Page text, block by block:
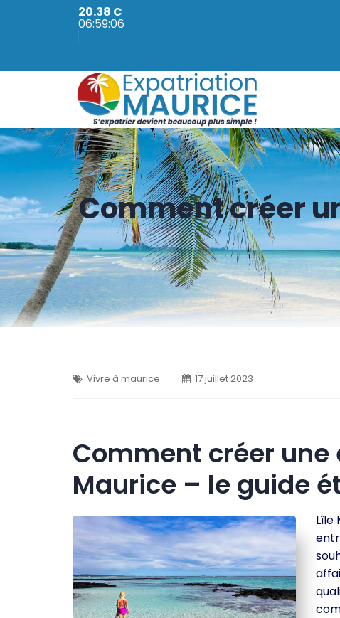
20.38 C
06:59:08
Comment créer
Vivre à maurice 17 juillet 2023
Comment créer une
Maurice – le guide